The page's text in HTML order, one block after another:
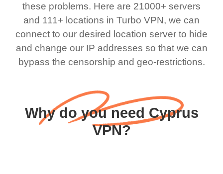
these problems. Here are 21000+ servers
and 111+ locations in Turbo VPN, we can
connect to our desired location server to hide
and change our IP addresses so that we can
bypass the censorship and geo-restrictions.
Why do you need Cyprus
VPN?